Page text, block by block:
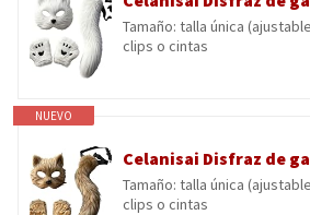
Tamaño: talla única
clips o cintas
NUEVO
Tamaño: talla única
clips o cintas